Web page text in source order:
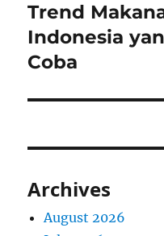
Next
post:
Trend
Indonesia
Coba
Archives
August 2026